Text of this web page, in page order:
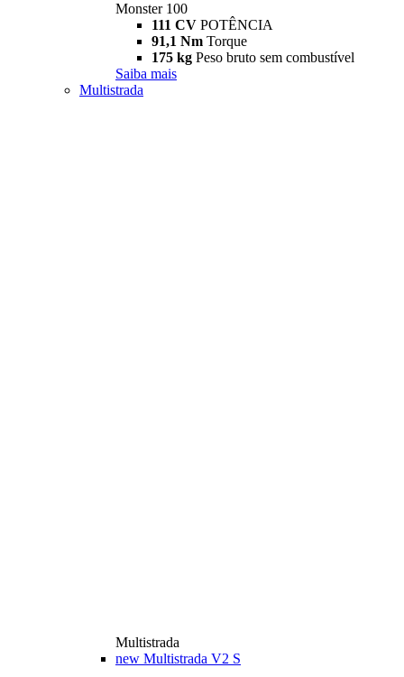
Monster 100
111 CV POTÊNCIA
91,1 Nm Torque
175 kg Peso bruto sem combustível
Saiba mais
Multistrada
Multistrada
new Multistrada V2 S